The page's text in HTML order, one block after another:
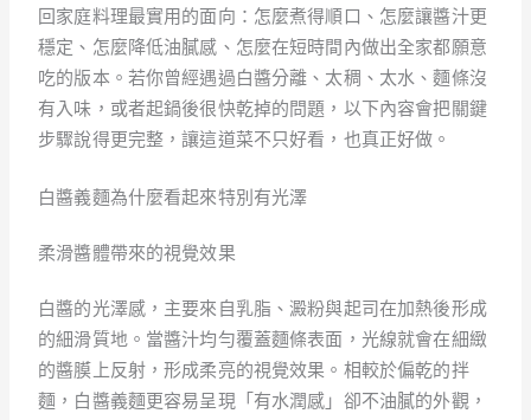
回家庭料理最實用的面向：怎麼煮得順口、怎麼讓醬汁更
穩定、怎麼降低油膩感、怎麼在短時間內做出全家都願意
吃的版本。若你曾經遇過白醬分離、太稠、太水、麵條沒
有入味，或者起鍋後很快乾掉的問題，以下內容會把關鍵
步驟說得更完整，讓這道菜不只好看，也真正好做。
白醬義麵為什麼看起來特別有光澤
柔滑醬體帶來的視覺效果
白醬的光澤感，主要來自乳脂、澱粉與起司在加熱後形成
的細滑質地。當醬汁均勻覆蓋麵條表面，光線就會在細緻
的醬膜上反射，形成柔亮的視覺效果。相較於偏乾的拌
麵，白醬義麵更容易呈現「有水潤感」卻不油膩的外觀，